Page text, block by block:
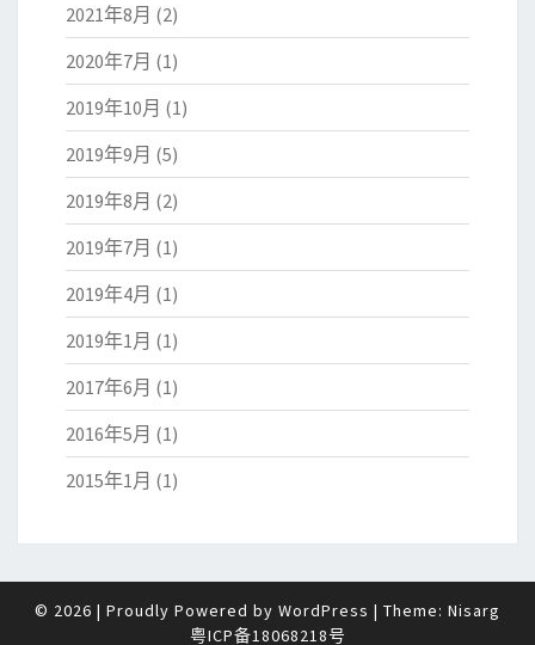
2021年8月 (2)
2020年7月 (1)
2019年10月 (1)
2019年9月 (5)
2019年8月 (2)
2019年7月 (1)
2019年4月 (1)
2019年1月 (1)
2017年6月 (1)
2016年5月 (1)
2015年1月 (1)
© 2026 | Proudly Powered by WordPress | Theme: Nisarg
粤ICP备18068218号